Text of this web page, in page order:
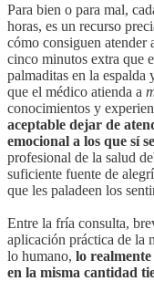
Para bien o para mal,
horas, es un recurso
cómo consiguen atender
cinco minutos extra que
palmaditas en la espalda
que el médico atienda a
conocimientos y
aceptable dejar de
emocional a los que sí
profesional de la salud
suficiente fuente de
que les paladeen los
Entre la fría consulta,
aplicación práctica de la
lo humano, lo
en la misma cantidad